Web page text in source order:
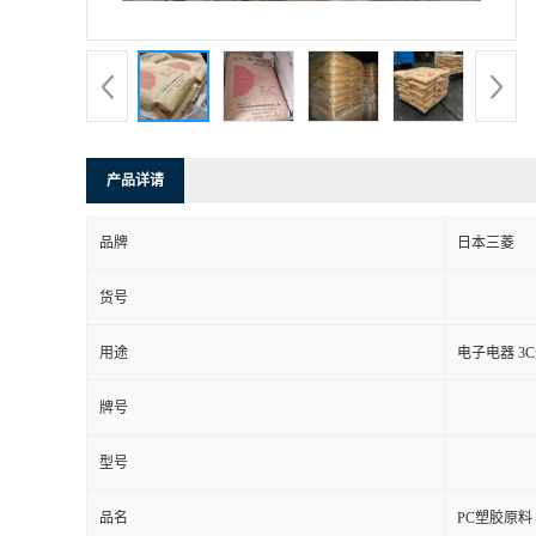
产品详请
品牌 日本三菱
货号
用途 电子电器
牌号
型号
品名 PC塑胶原料